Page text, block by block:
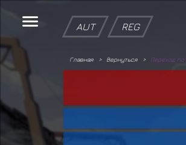
AUT REG
Главная Вернуться Переход